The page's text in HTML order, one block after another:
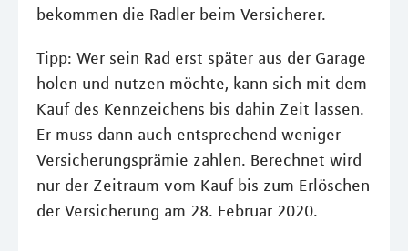
bekommen die Radler beim Versicherer.
Tipp: Wer sein Rad erst später aus der Garage
holen und nutzen möchte, kann sich mit dem
Kauf des Kennzeichens bis dahin Zeit lassen.
Er muss dann auch entsprechend weniger
Versicherungsprämie zahlen. Berechnet wird
nur der Zeitraum vom Kauf bis zum Erlöschen
der Versicherung am 28. Februar 2020.